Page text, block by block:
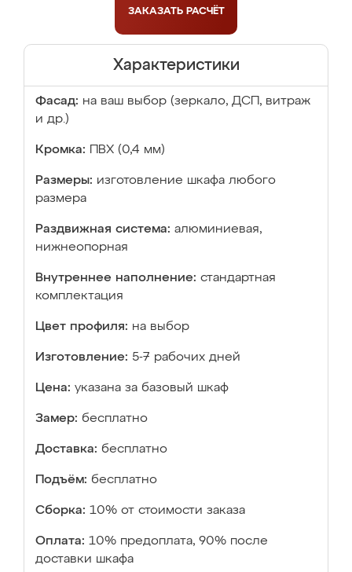
ЗАКАЗАТЬ РАСЧЁТ
Характеристики
Фасад: на ваш выбор (зеркало, ДСП, витраж
и др.)
Кромка: ПВХ (0,4 мм)
Размеры: изготовление шкафа любого
размера
Раздвижная система: алюминиевая,
нижнеопорная
Внутреннее наполнение: стандартная
комплектация
Цвет профиля: на выбор
Изготовление: 5-7 рабочих дней
Цена: указана за базовый шкаф
Замер: бесплатно
Доставка: бесплатно
Подъём: бесплатно
Сборка: 10% от стоимости заказа
Оплата: 10% предоплата, 90% после
доставки шкафа